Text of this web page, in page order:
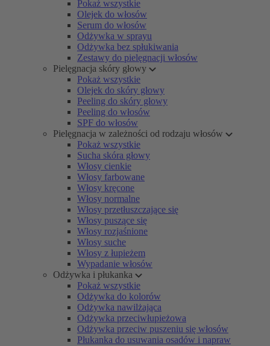
Pokaż wszystkie
Olejek do włosów
Serum do włosów
Odżywka w sprayu
Odżywka bez spłukiwania
Zestawy do pielęgnacji włosów
Pielęgnacja skóry głowy
Pokaż wszystkie
Olejek do skóry głowy
Peeling do skóry głowy
Peeling do włosów
SPF do włosów
Pielęgnacja w zależności od rodzaju włosów
Pokaż wszystkie
Sucha skóra głowy
Włosy cienkie
Włosy farbowane
Włosy kręcone
Włosy normalne
Włosy przetłuszczające się
Włosy puszące się
Włosy rozjaśnione
Włosy suche
Włosy z łupieżem
Wypadanie włosów
Odżywka i płukanka
Pokaż wszystkie
Odżywka do kolorów
Odżywka nawilżająca
Odżywka przeciwłupieżowa
Odżywka przeciw puszeniu się włosów
Płukanka do usuwania osadów i napraw